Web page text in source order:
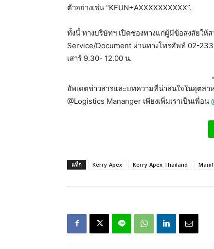
ตัวอย่างเช่น “KFUN+AXXXXXXXXXX”.
ทั้งนี้ ทางบริษัทฯ เปิดช่องทางแก่ผู้มีข้อสงสัยใ
Service/Document ผ่านทางโทรศัพท์ 02-
เสาร์ 9.30- 12.00 น.
อัพเดตข่าวสารและบทความที่น่าสนใจในอุตส
@Logistics Mananger เพียงเพิ่มเราเป็นเพื่อน
แท็ก Kerry-Apex Kerry-Apex Thailand